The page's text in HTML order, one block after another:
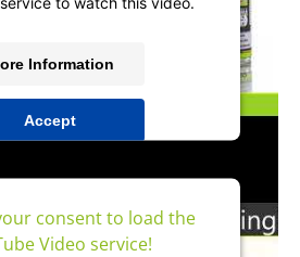
Information
Accept
Platform&IT-Recht Kanzlei
consent to load the
Video service!